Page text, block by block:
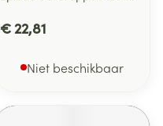
€ 22,81
Niet beschikbaar